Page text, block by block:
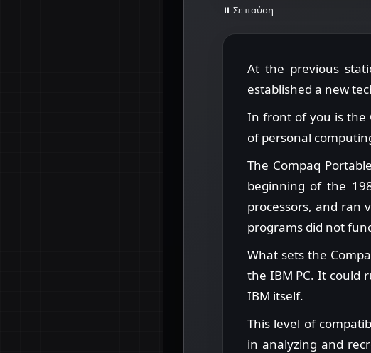
⏸ Σε παύση
At the previous
established a new
In front of you is the
of personal
The Compaq
beginning of the
processors, and ran
programs did not
What sets the
the IBM PC. It could
IBM itself.
This level of
in analyzing and